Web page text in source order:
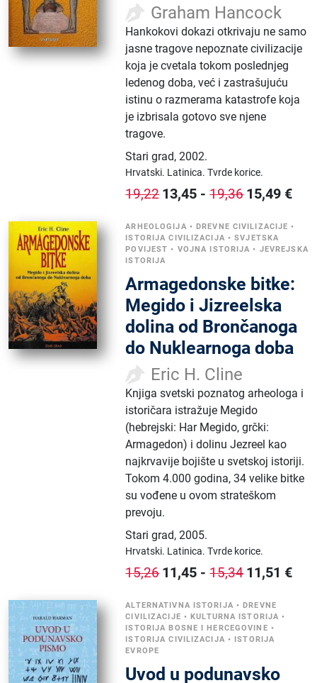
Graham Hancock
Hankokovi dokazi otkrivaju ne samo
jasne tragove nepoznate civilizacije
koja je cvetala tokom poslednjeg
ledenog doba, već i zastrašujuću
istinu o razmerama katastrofe koja
je izbrisala gotovo sve njene
tragove.
Stari grad,2002.
Hrvatski. Latinica.Tvrde korice.
19,22 13,45 -19,36 15,49 €
ARHEOLOGIJA •DREVNE CIVILIZACIJE •
ISTORIJA CIVILIZACIJA •SVJETSKA
POVIJEST • VOJNA ISTORIJA • JEVREJSKA
ISTORIJA
Armagedonske bitke:
Megido i Jizreelska
dolina od Brončanoga
do Nuklearnoga doba
Eric H. Cline
Knjiga svetski poznatog arheologa i
istoričara istražuje Megido
(hebrejski: Har Megido, grčki:
Armagedon) i dolinu Jezreel kao
najkrvavije bojište u svetskoj istoriji.
Tokom 4.000 godina, 34 velike bitke
su vođene u ovom strateškom
prevoju.
Stari grad,2005.
Hrvatski. Latinica.Tvrde korice.
15,26 11,45 -15,34 11,51 €
ALTERNATIVNA ISTORIJA •DREVNE
CIVILIZACIJE •KULTURNA ISTORIJA •
ISTORIJA BOSNE I HERCEGOVINE •
ISTORIJA CIVILIZACIJA • ISTORIJA
EVROPE
Uvod u podunavsko